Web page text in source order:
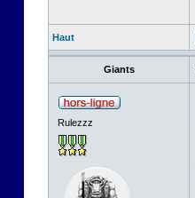
Haut
Giants
Rulezzz